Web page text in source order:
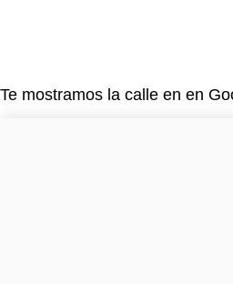
Te mostramos la calle en en